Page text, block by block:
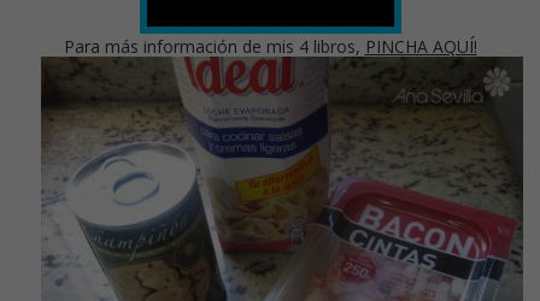
Para más información de mis 4 libros, PINCHA AQUÍ!